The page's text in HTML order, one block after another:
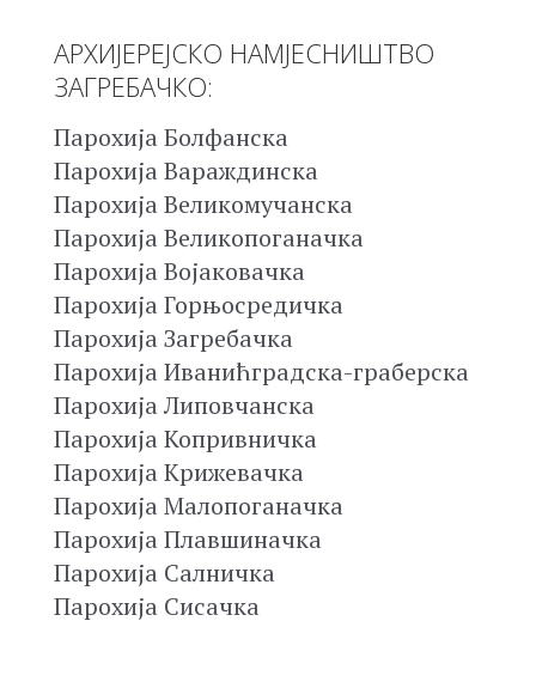
АРХИЈЕРЕЈСКО НАМЈЕСНИШТВО
ЗАГРЕБАЧКО:
Парохија Болфанска
Парохија Вараждинска
Парохија Великомучанска
Парохија Великопоганачка
Парохија Војаковачка
Парохија Горњосредичка
Парохија Загребачка
Парохија Иванићградска-граберска
Парохија Липовчанска
Парохија Копривничка
Парохија Крижевачка
Парохија Малопоганачка
Парохија Плавшиначка
Парохија Салничка
Парохија Сисачка